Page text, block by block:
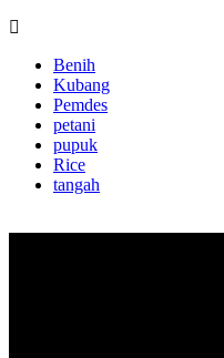
Benih
Kubang
Pemdes
petani
pupuk
Rice
tangah